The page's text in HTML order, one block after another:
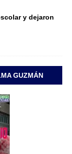
y dejaron
GUZMÁN